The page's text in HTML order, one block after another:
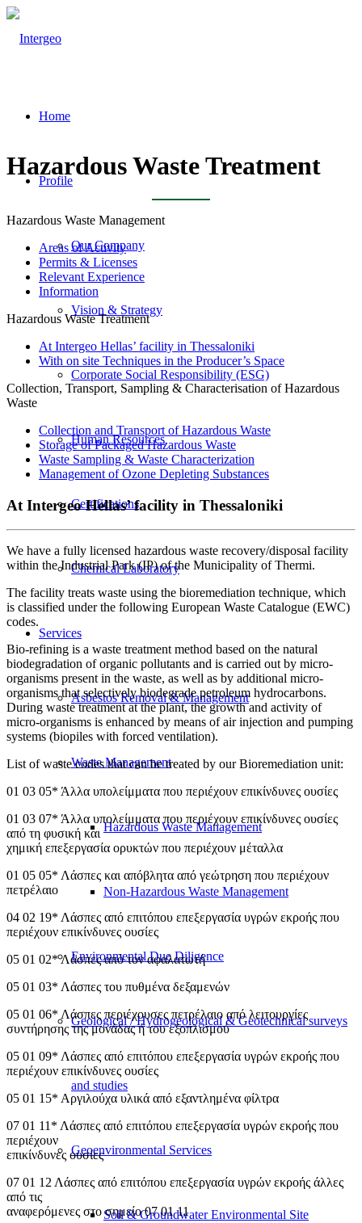
Home
Profile
Our Company
Vision & Strategy
Corporate Social Responsibility (ESG)
Human Resources
Certifications
Chemical Laboratory
Services
Asbestos Removal & Management
Waste Management
Hazardous Waste Management
Non-Hazardous Waste Management
Environmental Due Diligence
Geological / Hydrogeological & Geotechnical surveys
and studies
Geoenvironmental Services
Soil & Groundwater Environmental Site
Hazardous Waste Treatment
Hazardous Waste Management
Areas of Activity
Permits & Licenses
Relevant Experience
Information
Hazardous Waste Treatment
At Intergeo Hellas’ facility in Thessaloniki
With on site Techniques in the Producer’s Space
Collection, Transport, Sampling & Characterisation of Hazardous
Waste
Collection and Transport of Hazardous Waste
Storage of Packaged Hazardous Waste
Waste Sampling & Waste Characterization
Management of Ozone Depleting Substances
At Intergeo Hellas’ facility in Thessaloniki
We have a fully licensed hazardous waste recovery/disposal facility
within the Industrial Park (IP) of the Municipality of Thermi.
The facility treats waste using the bioremediation technique, which
is classified under the following European Waste Catalogue (EWC)
codes.
Bio-refining is a waste treatment method based on the natural
biodegradation of organic pollutants and is carried out by micro-
organisms present in the waste, as well as by additional micro-
organisms that selectively biodegrade petroleum hydrocarbons.
During waste treatment at the plant, the growth and activity of
micro-organisms is enhanced by means of air injection and pumping
systems (biopiles with forced ventilation).
List of waste codes that can be treated by our Bioremediation unit:
01 03 05* Άλλα υπολείμματα που περιέχουν επικίνδυνες ουσίες
01 03 07* Άλλα υπολείμματα που περιέχουν επικίνδυνες ουσίες
από τη φυσική και
χημική επεξεργασία ορυκτών που περιέχουν μέταλλα
01 05 05* Λάσπες και απόβλητα από γεώτρηση που περιέχουν
πετρέλαιο
04 02 19* Λάσπες από επιτόπου επεξεργασία υγρών εκροής που
περιέχουν επικίνδυνες ουσίες
05 01 02* Λάσπες από τον αφαλατωτή
05 01 03* Λάσπες του πυθμένα δεξαμενών
05 01 06* Λάσπες περιέχουσες πετρέλαιο από λειτουργίες
συντήρησης της μονάδας ή του εξοπλισμού
05 01 09* Λάσπες από επιτόπου επεξεργασία υγρών εκροής που
περιέχουν επικίνδυνες ουσίες
05 01 15* Αργιλούχα υλικά από εξαντλημένα φίλτρα
07 01 11* Λάσπες από επιτόπου επεξεργασία υγρών εκροής που
περιέχουν
επικίνδυνες ουσίες
07 01 12 Λάσπες από επιτόπου επεξεργασία υγρών εκροής άλλες
από τις
αναφερόμενες στο σημείο 07 01 11